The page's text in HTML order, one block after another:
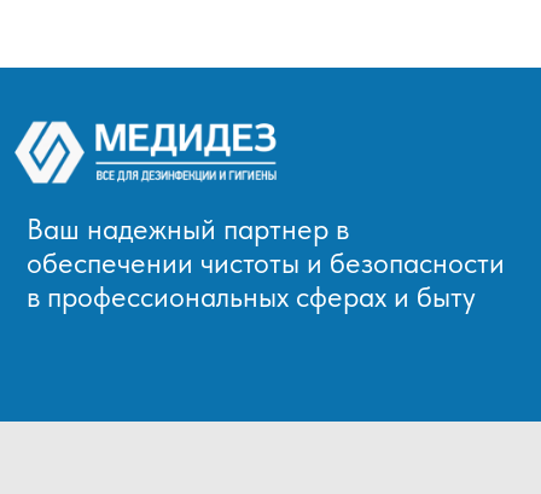
Ваш надежный партнер в
обеспечении чистоты и безопасности
в профессиональных сферах и быту